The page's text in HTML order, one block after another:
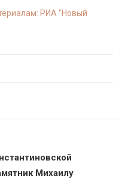
РИА "Новый
Михаилу